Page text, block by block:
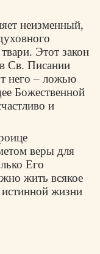
неизменный,
Этот закон
Св. Писании
него – ложью
Божественной
и
веры для
Его
жить всякое
жизни